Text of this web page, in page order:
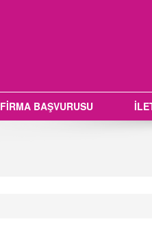
FİRMA BAŞVURUSU